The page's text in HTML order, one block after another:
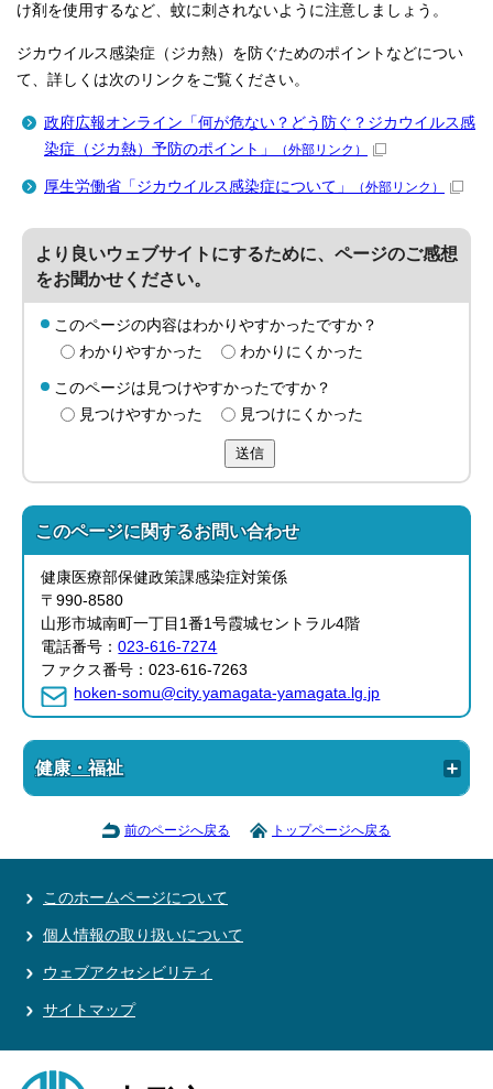
け剤を使用するなど、蚊に刺されないように注意しましょう。
ジカウイルス感染症（ジカ熱）を防ぐためのポイントなどについ
て、詳しくは次のリンクをご覧ください。
政府広報オンライン「何が危ない？どう防ぐ？ジカウイルス感
染症（ジカ熱）予防のポイント」
（外部リンク）
厚生労働省「ジカウイルス感染症について」 （外部リンク）
より良いウェブサイトにするために、ページのご感想
をお聞かせください。
このページの内容はわかりやすかったですか？
わかりやすかった
わかりにくかった
このページは見つけやすかったですか？
見つけやすかった
見つけにくかった
送信
このページに関するお問い合わせ
健康医療部保健政策課感染症対策係
〒990-8580
山形市城南町一丁目1番1号霞城セントラル4階
電話番号：023-616-7274
ファクス番号：023-616-7263
hoken-somu@city.yamagata-yamagata.lg.jp
健康・福祉
前のページへ戻る トップページへ戻る
このホームページについて
個人情報の取り扱いについて
ウェブアクセシビリティ
サイトマップ